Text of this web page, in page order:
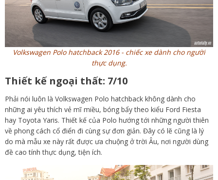
Volkswagen Polo hatchback 2016 - chiếc xe dành cho người
thực dụng.
Thiết kế ngoại thất: 7/10
Phải nói luôn là Volkswagen Polo hatchback không dành cho
những ai yêu thích vẻ mĩ miều, bóng bẩy theo kiểu Ford Fiesta
hay Toyota Yaris. Thiết kế của Polo hướng tới những người thiên
về phong cách cổ điển đi cùng sự đơn giản. Đây có lẽ cũng là lý
do mà mẫu xe này rất được ưa chuộng ở trời Âu, nơi người dùng
đề cao tính thực dụng, tiện ích.